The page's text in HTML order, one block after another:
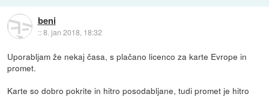
beni
::8. jan 2018, 18:32
Uporabljam že nekaj časa, s plačano licenco za karte Evrope in
promet.
Karte so dobro pokrite in hitro posodabljane, tudi promet je hitro